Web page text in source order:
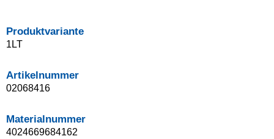
Produktvariante
1LT
Artikelnummer
02068416
Materialnummer
4024669684162